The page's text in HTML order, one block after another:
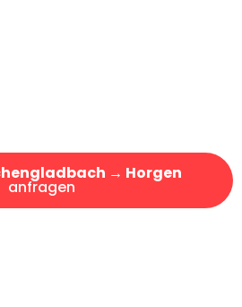
→ Horgen
anfragen